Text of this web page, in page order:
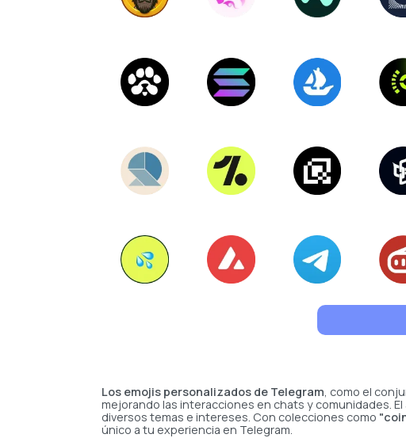
Los emojis personalizados de Telegram, como el
mejorando las interacciones en chats y comunidades.
diversos temas e intereses. Con colecciones como
único a tu experiencia en Telegram.